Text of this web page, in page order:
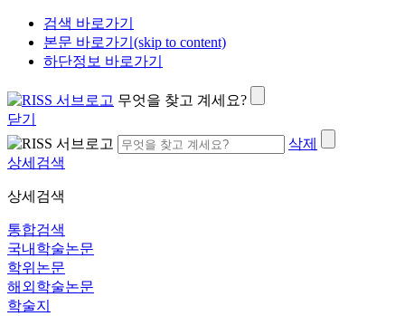
검색 바로가기
본문 바로가기(skip to content)
하단정보 바로가기
무엇을 찾고 계세요?
닫기
삭제
상세검색
상세검색
통합검색
국내학술논문
학위논문
해외학술논문
학술지